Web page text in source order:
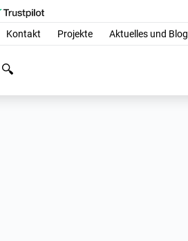
Kontakt Projekte Aktuelles und Blog